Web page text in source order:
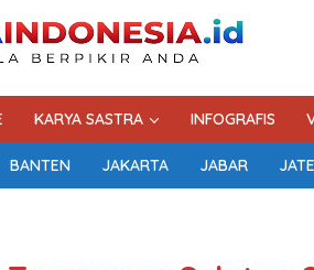
KARYA SASTRA INFOGRAFIS
BANTEN JAKARTA JABAR